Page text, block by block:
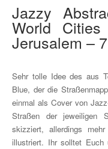
Jazzy
World
Jerusalem –
Sehr tolle Idee des aus
Blue, der die
einmal als Cover von
Straßen der jeweiligen
skizziert, allerdings
illustriert. Ihr solltet Euch